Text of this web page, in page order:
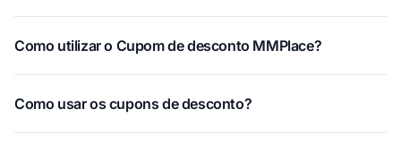
Como utilizar o Cupom de desconto MMPlace?
Como usar os cupons de desconto?